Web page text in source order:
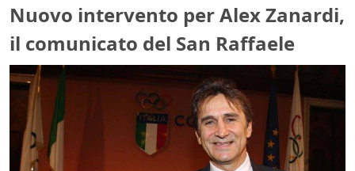
Nuovo intervento per Alex Zanardi,
il comunicato del San Raffaele